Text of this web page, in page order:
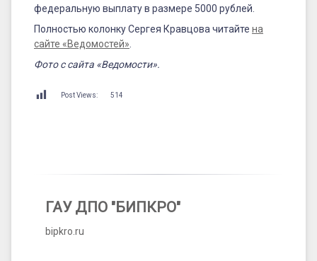
федеральную выплату в размере 5000 рублей.
Полностью колонку Сергея Кравцова читайте на
сайте «Ведомостей»
Фото с сайта «Ведомости».
Post Views: 514
ГАУ ДПО "БИПКРО"
bipkro.ru